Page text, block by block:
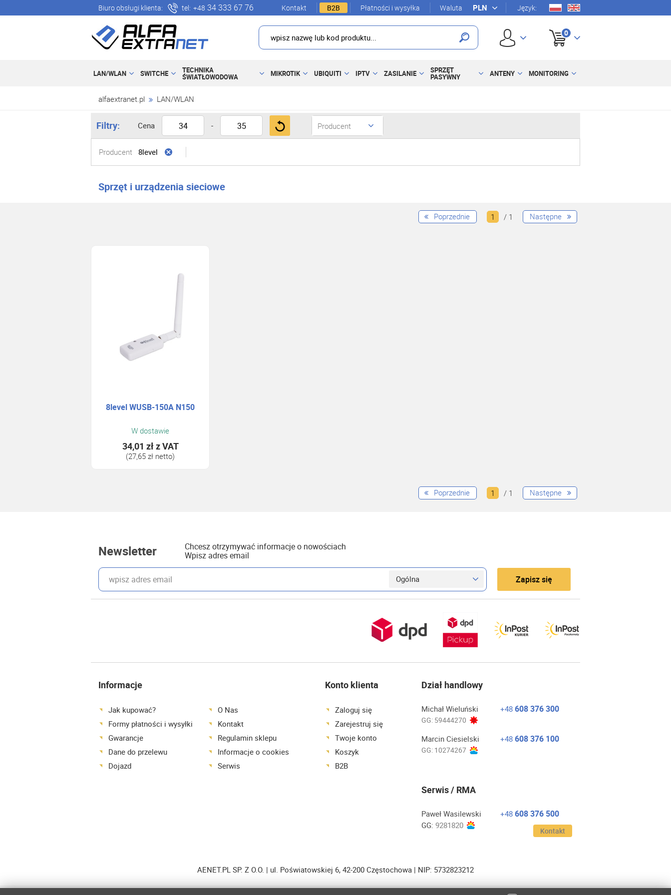
Biuro obsługi klienta: tel: +48 34 333 67 76 Kontakt B2B Płatności i wysyłka Waluta Język:
0
LAN/WLAN SWITCHE TECHNIKA
ŚWIATŁOWODOWA MIKROTIK UBIQUITI IPTV ZASILANIE SPRZĘT
PASYWNY ANTENY MONITORING
alfaextranet.pl LAN/WLAN
Filtry: Cena - Producent
Producent 8level
Sprzęt i urządzenia sieciowe
Poprzednie 1 / 1 Następne
8level WUSB-150A N150
W dostawie
34,01 złz VAT
(27,65 zł netto)
Poprzednie 1 / 1 Następne
Newsletter
Chcesz otrzymywać informacje o nowościach
Wpisz adres email
wpisz adres email Zapisz się
Informacje
Jak kupować?
Formy płatności i wysyłki
Gwarancje
Dane do przelewu
Dojazd
O Nas
Kontakt
Regulamin sklepu
Informacje o cookies
Serwis
Konto klienta
Zaloguj się
Zarejestruj się
Twoje konto
Koszyk
B2B
Dział handlowy
Michał Wieluński
GG: 59444270
+48 608 376 300
Marcin Ciesielski
GG: 10274267
+48 608 376 100
Serwis / RMA
Paweł Wasilewski
GG: 9281820
+48 608 376 500
Kontakt
AENET.PL SP. Z O.O. | ul. Poświatowskiej 6, 42-200 Częstochowa | NIP: 5732823212